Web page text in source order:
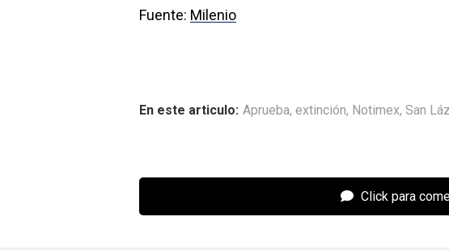
Fuente: Milenio
En este articulo: Aprueba, extinción, Notimex, San
Click para